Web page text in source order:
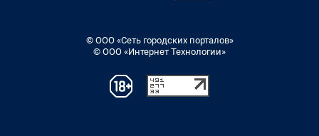
© ООО «Сеть городских порталов»
© ООО «Интернет Технологии»